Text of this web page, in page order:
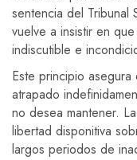
sentencia del
vuelve a insistir en
indiscutible e
Este principio
atrapado
no desea mantener.
libertad disponitiva
largos periodos de